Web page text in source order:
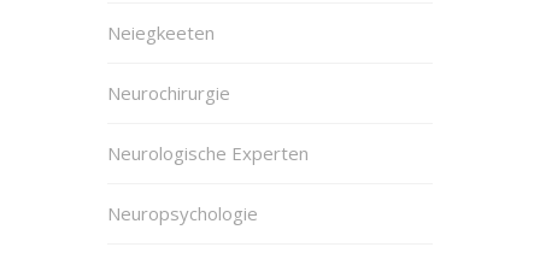
Neiegkeeten
Neurochirurgie
Neurologische Experten
Neuropsychologie